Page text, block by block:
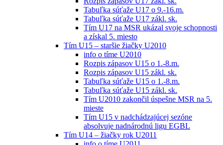
Tabuľka súťaže U17 o 9.-16.m.
Tabuľka súťaže U17 zákl. sk.
Tím U17 na MSR ukázal svoje schopnosti
a získal 5. miesto
Tím U15 – staršie žiačky U2010
info o tíme U2010
Rozpis zápasov U15 o 1.-8.m.
Rozpis zápasov U15 zákl. sk.
Tabuľka súťaže U15 o 1.-8.m.
Tabuľka súťaže U15 zákl. sk.
Tím U2010 zakončil úspešne MSR na 5.
mieste
Tím U15 v nadchádzajúcej sezóne
absolvuje nadnárodnú ligu EGBL
Tím U14 – žiačky rok U2011